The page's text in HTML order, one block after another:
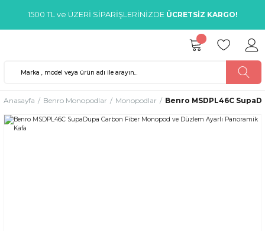
1500 TL ve ÜZERİ SİPARİŞLERİNİZDE ÜCRETSİZ KARGO!
Anasayfa Benro Monopodlar Monopodlar Benro MSDPL46C